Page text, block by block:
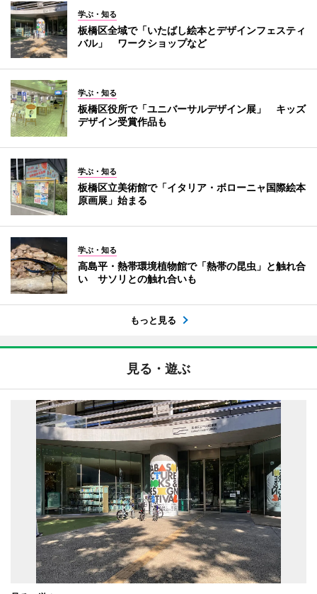
学ぶ・知る
板橋区全域で「いたばし絵本とデザインフェスティ
バル」 ワークショップなど
学ぶ・知る
板橋区役所で「ユニバーサルデザイン展」 キッズ
デザイン受賞作品も
学ぶ・知る
板橋区立美術館で「イタリア・ボローニャ国際絵本
原画展」始まる
学ぶ・知る
高島平・熱帯環境植物館で「熱帯の昆虫」と触れ合
い サソリとの触れ合いも
もっと見る
見る・遊ぶ